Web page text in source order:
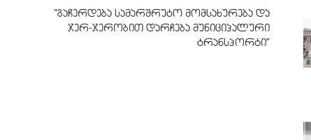
“გაჩერდება სამარშრუტო მომსახურება და
ჯერ-ჯერობით დარჩება მუნიციპალური
ტრანსპორტი”